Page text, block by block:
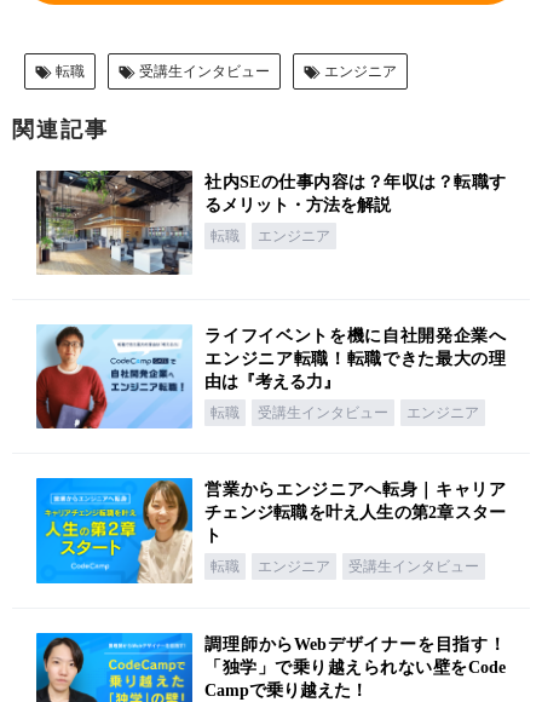
転職 受講生インタビュー エンジニア
関連記事
社内SEの仕事内容は？年収は？転職す
るメリット・方法を解説
転職 エンジニア
ライフイベントを機に自社開発企業へ
エンジニア転職！転職できた最大の理
由は『考える力』
転職 受講生インタビュー エンジニア
営業からエンジニアへ転身｜キャリア
チェンジ転職を叶え人生の第2章スター
ト
転職 エンジニア 受講生インタビュー
調理師からWebデザイナーを目指す！
「独学」で乗り越えられない壁をCode
Campで乗り越えた！